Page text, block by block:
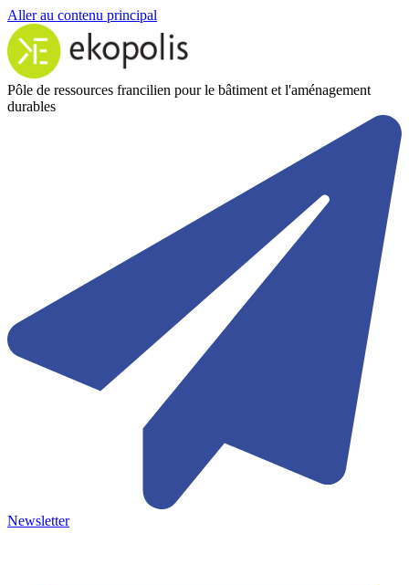
Aller au contenu principal
Pôle de ressources francilien pour le bâtiment et l'aménagement
durables
Newsletter